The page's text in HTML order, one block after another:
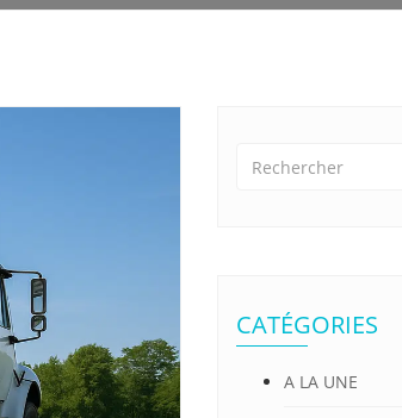
CATÉGORIES
A LA UNE